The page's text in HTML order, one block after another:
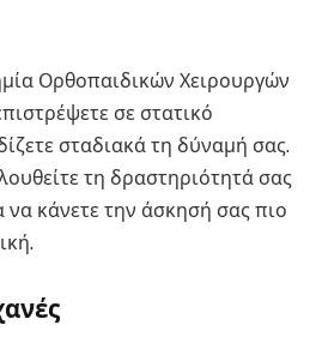
Ορθοπαιδικών Χειρουργών
σε στατικό
σταδιακά τη δύναμή σας.
τη δραστηριότητά σας
να κάνετε την άσκησή σας πιο